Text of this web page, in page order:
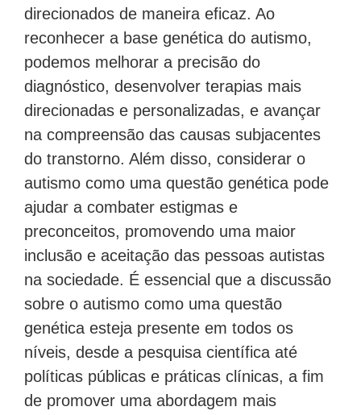
direcionados de maneira eficaz. Ao
reconhecer a base genética do autismo,
podemos melhorar a precisão do
diagnóstico, desenvolver terapias mais
direcionadas e personalizadas, e avançar
na compreensão das causas subjacentes
do transtorno. Além disso, considerar o
autismo como uma questão genética pode
ajudar a combater estigmas e
preconceitos, promovendo uma maior
inclusão e aceitação das pessoas autistas
na sociedade. É essencial que a discussão
sobre o autismo como uma questão
genética esteja presente em todos os
níveis, desde a pesquisa científica até
políticas públicas e práticas clínicas, a fim
de promover uma abordagem mais